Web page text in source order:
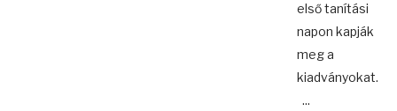
első tanítási
napon kapják
meg a
kiadványokat.
...